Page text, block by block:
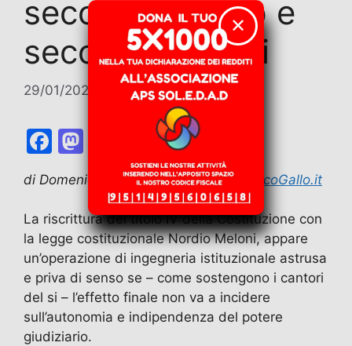
secondo Trump e
secondo Meloni
29/01/2026 Contributi
F
c
e
b
o
o
k
st
o
d
o
n
m
ai
l
T
el
e
gr
a
m
W
h
at
s
A
p
p
w
itt
er
n
di
vi
di
di Domenico Gallo – Tratto daDomenicoGallo.it
La riscrittura del titolo IV della Costituzione con
la legge costituzionale Nordio Meloni, appare
un’operazione di ingegneria istituzionale astrusa
e priva di senso se – come sostengono i cantori
del si – l’effetto finale non va a incidere
sull’autonomia e indipendenza del potere
giudiziario.
✕